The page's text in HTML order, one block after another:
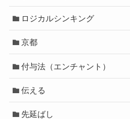
ロジカルシンキング
京都
付与法（エンチャント）
伝える
先延ばし